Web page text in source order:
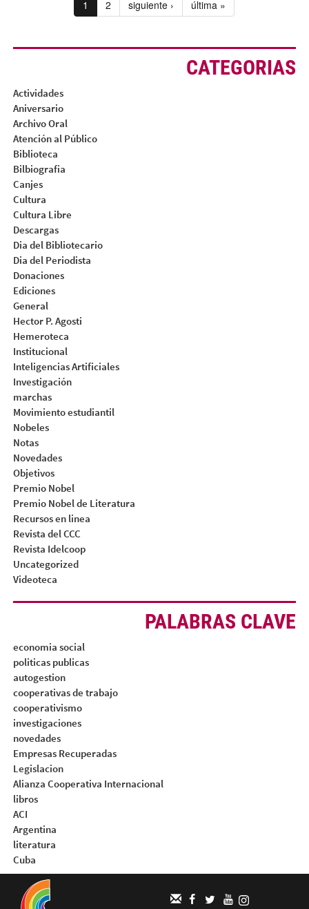
1 2 siguiente › última »
CATEGORIAS
Actividades
Aniversario
Archivo Oral
Atención al Público
Biblioteca
Bilbiografia
Canjes
Cultura
Cultura Libre
Descargas
Dia del Bibliotecario
Dia del Periodista
Donaciones
Ediciones
General
Hector P. Agosti
Hemeroteca
Institucional
Inteligencias Artificiales
Investigación
marchas
Movimiento estudiantil
Nobeles
Notas
Novedades
Objetivos
Premio Nobel
Premio Nobel de Literatura
Recursos en linea
Revista del CCC
Revista Idelcoop
Uncategorized
Videoteca
PALABRAS CLAVE
economia social
politicas publicas
autogestion
cooperativas de trabajo
cooperativismo
investigaciones
novedades
Empresas Recuperadas
Legislacion
Alianza Cooperativa Internacional
libros
ACI
Argentina
literatura
Cuba